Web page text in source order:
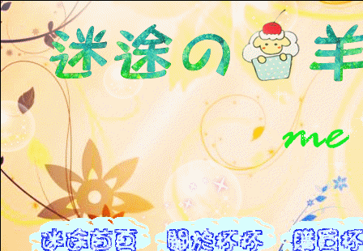
迷途首頁 關於我們 購